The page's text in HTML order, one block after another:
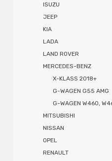
ISUZU
JEEP
KIA
LADA
LAND ROVER
MERCEDES-BENZ
X-KLASS 2018+
G-WAGEN G55 AMG
G-WAGEN W460,
MITSUBISHI
NISSAN
OPEL
RENAULT